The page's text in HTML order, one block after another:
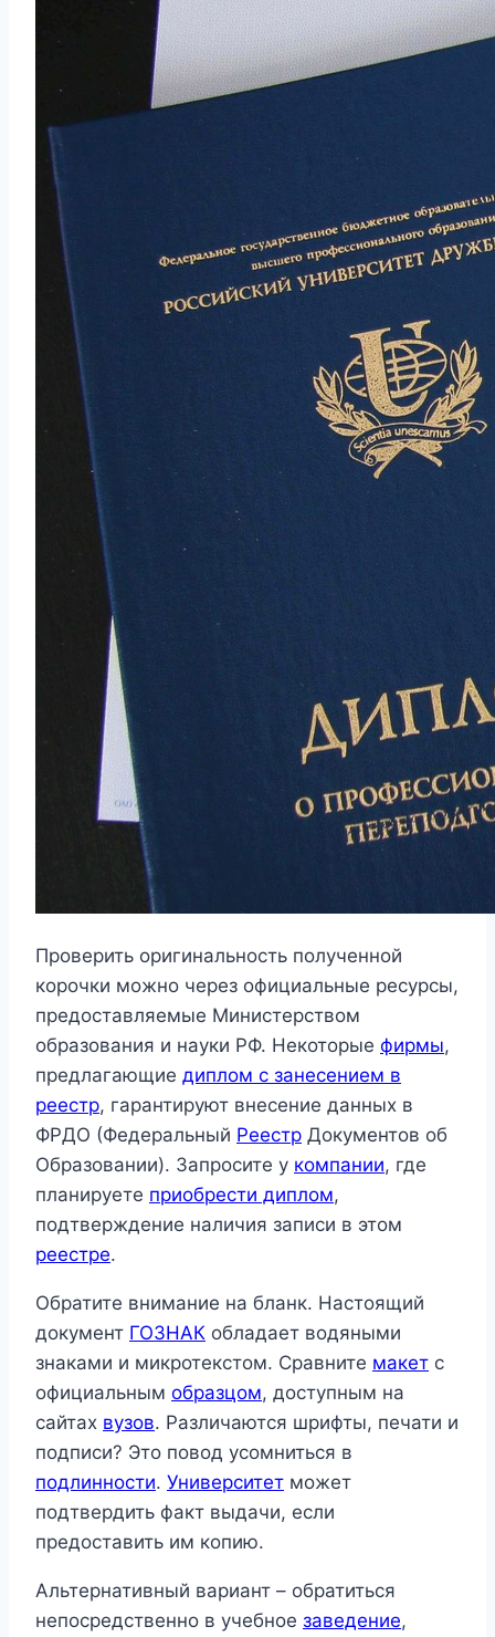
Проверить оригинальность полученной
корочки можно через официальные ресурсы,
предоставляемые Министерством
образования и науки РФ. Некоторые фирмы,
предлагающие диплом с занесением в
реестр, гарантируют внесение данных в
ФРДО (Федеральный Реестр Документов об
Образовании). Запросите у компании, где
планируете приобрести диплом,
подтверждение наличия записи в этом
реестре.
Обратите внимание на бланк. Настоящий
документ ГОЗНАК обладает водяными
знаками и микротекстом. Сравните макет с
официальным образцом, доступным на
сайтах вузов. Различаются шрифты, печати и
подписи? Это повод усомниться в
подлинности. Университет может
подтвердить факт выдачи, если
предоставить им копию.
Альтернативный вариант – обратиться
непосредственно в учебное заведение,